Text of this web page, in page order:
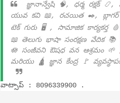
జ్ఞానాన్వేషి 🧠, ధర్మ రక్షక్ 📿,
యువ కవి 📖, రచయిత ✒️,
టెక్ గురు 🖥️ , సామాజిక కార్యకర్త
📖 తెలుగు భాషా సంరక్షణ వేదిక
🪷 సంజీవని ఔషధ వన ఆశ్రమం 🌱
మరియు 🛕 జ్ఞాన కేంద్ర 🚩
వాట్సాప్ : 8096339900 .